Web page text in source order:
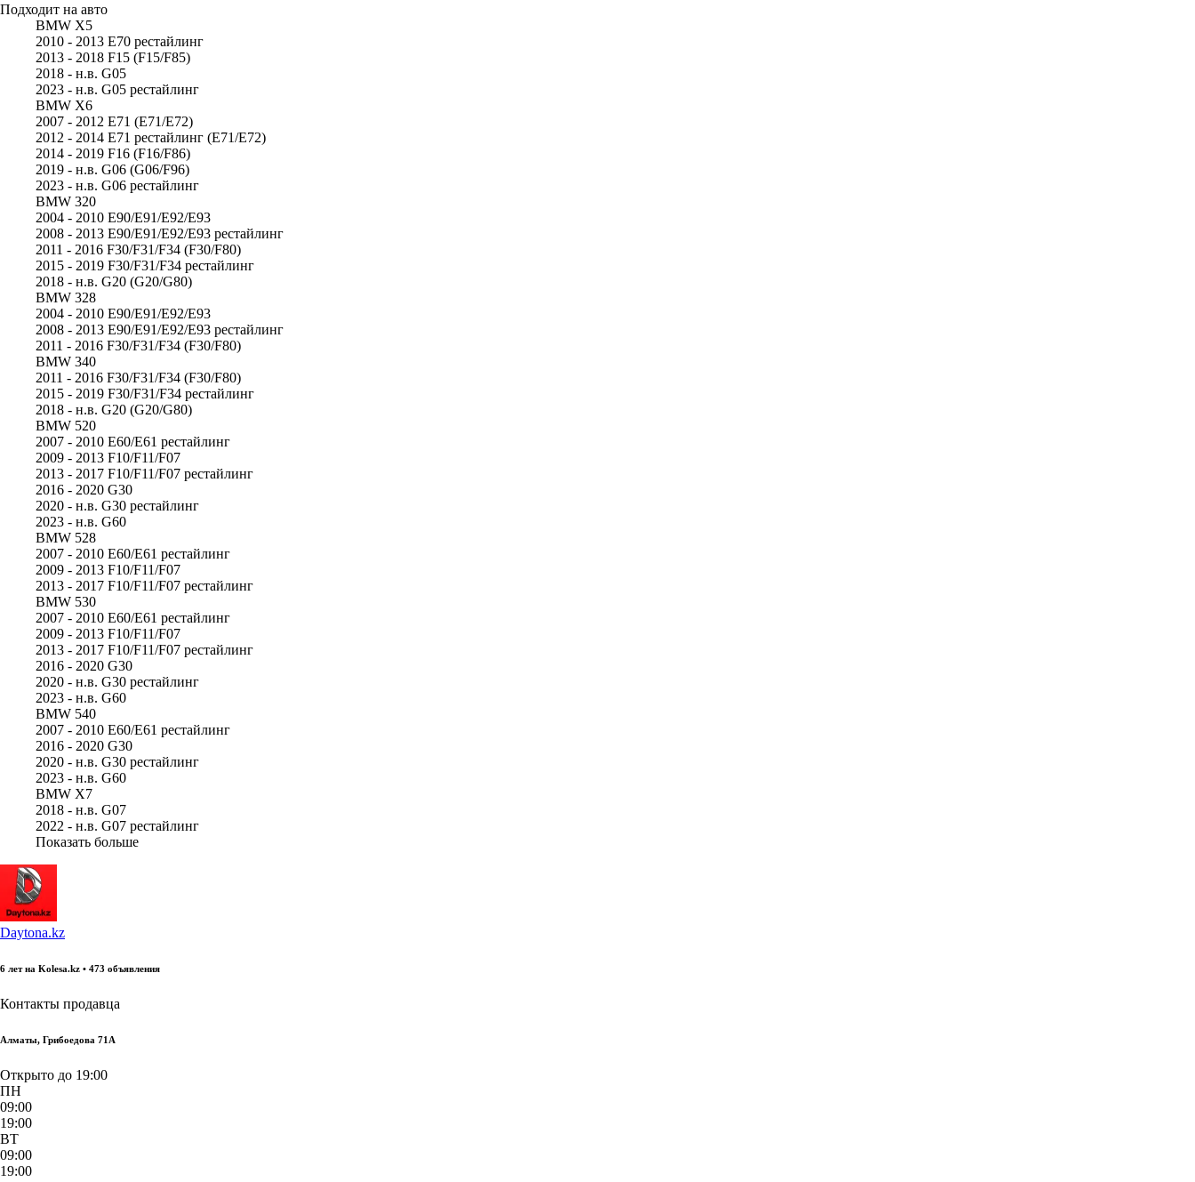
Подходит на авто
BMW X5
2010 - 2013 E70 рестайлинг
2013 - 2018 F15 (F15/F85)
2018 - н.в. G05
2023 - н.в. G05 рестайлинг
BMW X6
2007 - 2012 E71 (E71/E72)
2012 - 2014 E71 рестайлинг (E71/E72)
2014 - 2019 F16 (F16/F86)
2019 - н.в. G06 (G06/F96)
2023 - н.в. G06 рестайлинг
BMW 320
2004 - 2010 E90/E91/E92/E93
2008 - 2013 E90/E91/E92/E93 рестайлинг
2011 - 2016 F30/F31/F34 (F30/F80)
2015 - 2019 F30/F31/F34 рестайлинг
2018 - н.в. G20 (G20/G80)
BMW 328
2004 - 2010 E90/E91/E92/E93
2008 - 2013 E90/E91/E92/E93 рестайлинг
2011 - 2016 F30/F31/F34 (F30/F80)
BMW 340
2011 - 2016 F30/F31/F34 (F30/F80)
2015 - 2019 F30/F31/F34 рестайлинг
2018 - н.в. G20 (G20/G80)
BMW 520
2007 - 2010 E60/E61 рестайлинг
2009 - 2013 F10/F11/F07
2013 - 2017 F10/F11/F07 рестайлинг
2016 - 2020 G30
2020 - н.в. G30 рестайлинг
2023 - н.в. G60
BMW 528
2007 - 2010 E60/E61 рестайлинг
2009 - 2013 F10/F11/F07
2013 - 2017 F10/F11/F07 рестайлинг
BMW 530
2007 - 2010 E60/E61 рестайлинг
2009 - 2013 F10/F11/F07
2013 - 2017 F10/F11/F07 рестайлинг
2016 - 2020 G30
2020 - н.в. G30 рестайлинг
2023 - н.в. G60
BMW 540
2007 - 2010 E60/E61 рестайлинг
2016 - 2020 G30
2020 - н.в. G30 рестайлинг
2023 - н.в. G60
BMW X7
2018 - н.в. G07
2022 - н.в. G07 рестайлинг
Показать больше
Daytona.kz
6 лет на Kolesa.kz • 473 объявления
Контакты продавца
Алматы, Грибоедова 71А
Открыто до 19:00
ПН
09:00
19:00
ВТ
09:00
19:00